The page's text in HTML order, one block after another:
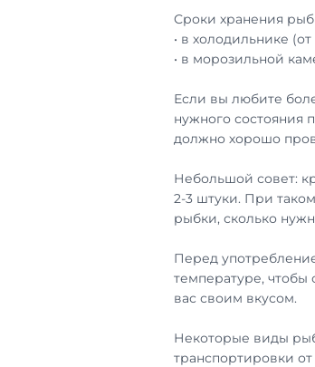
Сроки хранения
• в холодильнике
• в морозильной
Если вы любите
нужного состояния
должно хорошо
Небольшой совет:
2-3 штуки. При
рыбки, сколько
Перед
температуре, чтобы
вас своим вкусом.
Некоторые виды
транспортировки